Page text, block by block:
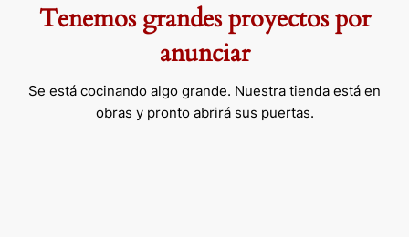
Tenemos grandes proyectos por
anunciar
Se está cocinando algo grande. Nuestra tienda está en
obras y pronto abrirá sus puertas.